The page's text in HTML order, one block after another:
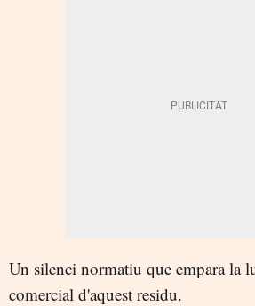
Un silenci normatiu que empara la
comercial d'aquest residu.